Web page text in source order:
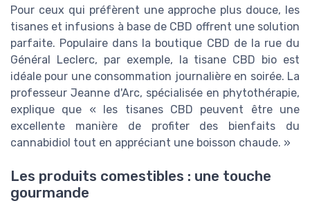
Pour ceux qui préfèrent une approche plus douce, les
tisanes et infusions à base de CBD offrent une solution
parfaite. Populaire dans la boutique CBD de la rue du
Général Leclerc, par exemple, la tisane CBD bio est
idéale pour une consommation journalière en soirée. La
professeur Jeanne d'Arc, spécialisée en phytothérapie,
explique que « les tisanes CBD peuvent être une
excellente manière de profiter des bienfaits du
cannabidiol tout en appréciant une boisson chaude. »
Les produits comestibles : une touche
gourmande